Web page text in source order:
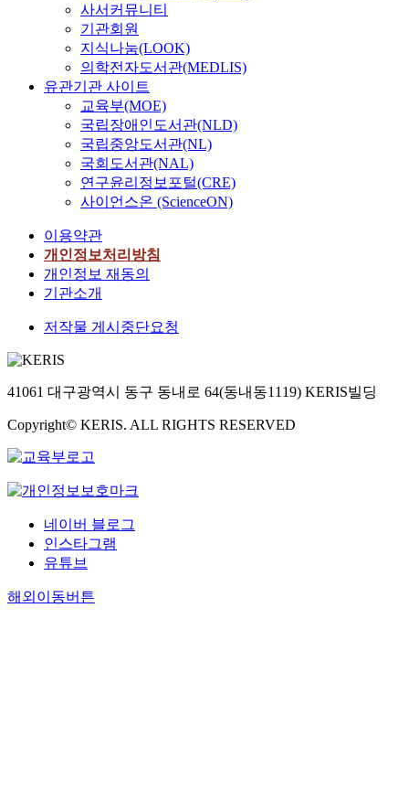
사서커뮤니티
기관회원
지식나눔(LOOK)
의학전자도서관(MEDLIS)
유관기관 사이트
교육부(MOE)
국립장애인도서관(NLD)
국립중앙도서관(NL)
국회도서관(NAL)
연구윤리정보포털(CRE)
사이언스온 (ScienceON)
이용약관
개인정보처리방침
개인정보 재동의
기관소개
저작물 게시중단요청
41061 대구광역시 동구 동내로 64(동내동1119) KERIS빌딩
Copyright© KERIS. ALL RIGHTS RESERVED
네이버 블로그
인스타그램
유튜브
해외이동버튼